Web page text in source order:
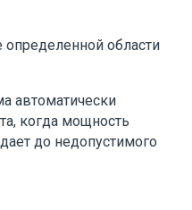
определенной области
автоматически
когда мощность
до недопустимого